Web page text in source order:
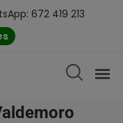
672 419 213